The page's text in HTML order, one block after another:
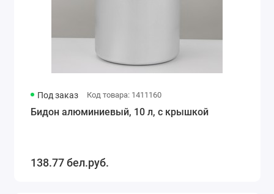
Под заказ Код товара: 1411160
Бидон алюминиевый, 10 л, с крышкой
138.77 бел.руб.